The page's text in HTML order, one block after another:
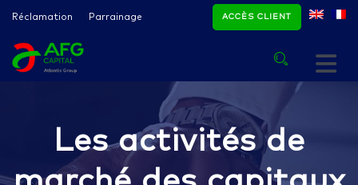
Réclamation Parrainage ACCÈS CLIENT
Les activités de